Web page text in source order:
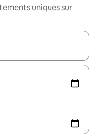
uniques sur
parcourez-les en utilisant